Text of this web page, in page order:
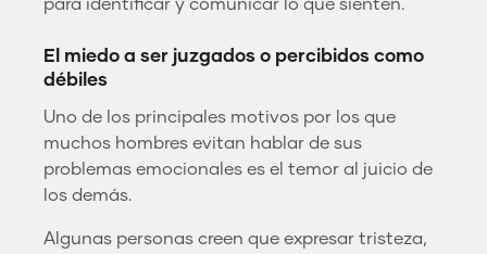
para identificar y comunicar lo que sienten.
El miedo a ser juzgados o percibidos como
débiles
Uno de los principales motivos por los que
muchos hombres evitan hablar de sus
problemas emocionales es el temor al juicio de
los demás.
Algunas personas creen que expresar tristeza,